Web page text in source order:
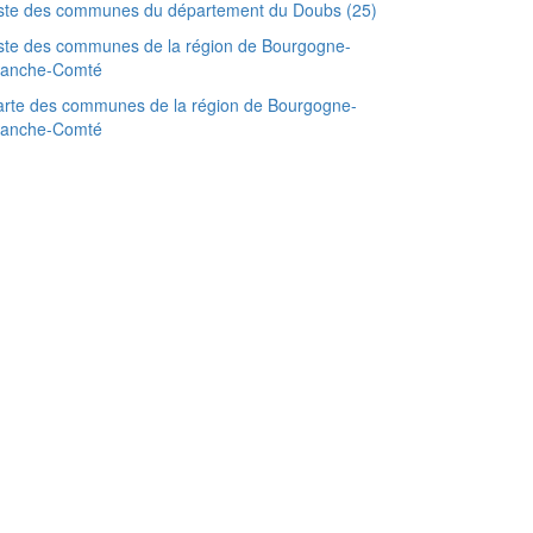
des communes du département du Doubs (25)
des communes de la région de Bourgogne-
Comté
des communes de la région de Bourgogne-
Comté